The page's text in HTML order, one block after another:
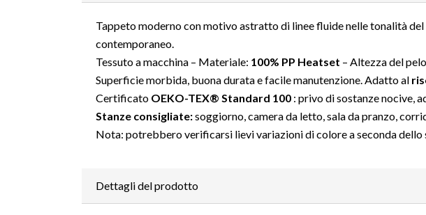
Tappeto moderno con motivo astratto di linee fluide nelle tonalità
contemporaneo.
Tessuto a macchina – Materiale: 100% PP Heatset – Altezza del
Superficie morbida, buona durata e facile manutenzione. Adatto al
Certificato OEKO-TEX® Standard 100 : privo di sostanze nocive,
Stanze consigliate:soggiorno, camera da letto, sala da pranzo,
Nota: potrebbero verificarsi lievi variazioni di colore a seconda dello
Dettagli del prodotto